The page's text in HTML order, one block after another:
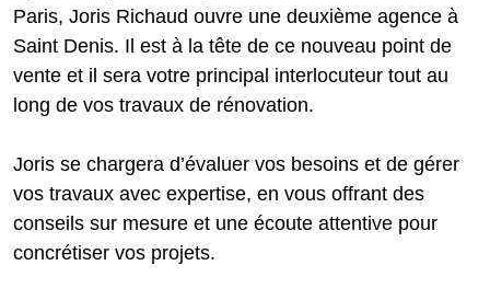
Paris, Joris Richaud ouvre une deuxième agence à
Saint Denis. Il est à la tête de ce nouveau point de
vente et il sera votre principal interlocuteur tout au
long de vos travaux de rénovation.
Joris se chargera d’évaluer vos besoins et de gérer
vos travaux avec expertise, en vous offrant des
conseils sur mesure et une écoute attentive pour
concrétiser vos projets.